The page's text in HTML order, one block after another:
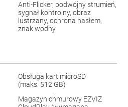
Anti-Flicker, podwójny strumień,
sygnał kontrolny, obraz
lustrzany, ochrona hasłem,
znak wodny
Obsługa kart microSD
(maks. 512 GB)
Magazyn chmurowy EZVIZ